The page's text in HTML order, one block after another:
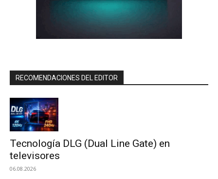
RECOMENDACIONES DEL EDITOR
Tecnología DLG (Dual Line Gate) en
televisores
06.08.2026